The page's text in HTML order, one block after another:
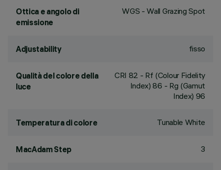
Ottica e angolo di
emissione
WGS - Wall Grazing Spot
Adjustability fisso
Qualità del colore della
luce
CRI 82 - Rf (Colour Fidelity
Index) 86 - Rg (Gamut
Index) 96
Temperatura di colore Tunable White
MacAdam Step 3